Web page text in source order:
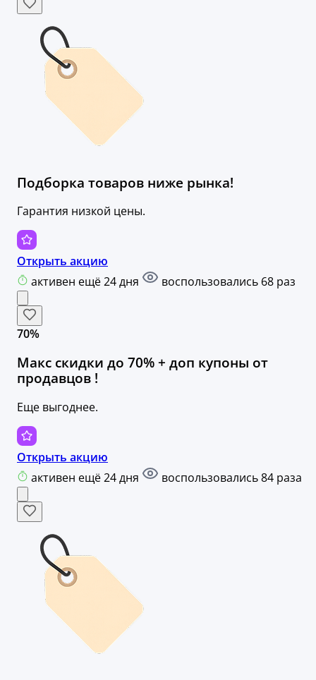
Подборка товаров ниже рынка!
Гарантия низкой цены.
Открыть акцию
активен ещё 24 дня
воспользовались 68 раз
70%
Макс скидки до 70% + доп купоны от
продавцов !
Еще выгоднее.
Открыть акцию
активен ещё 24 дня
воспользовались 84 раза